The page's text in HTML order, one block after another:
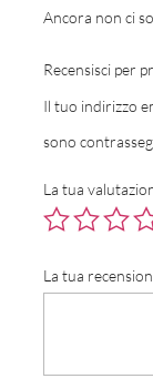
Ancora non ci
Recensisci per
Il tuo indirizzo
sono
La tua
La tua